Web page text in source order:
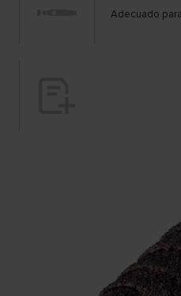
Adecuado